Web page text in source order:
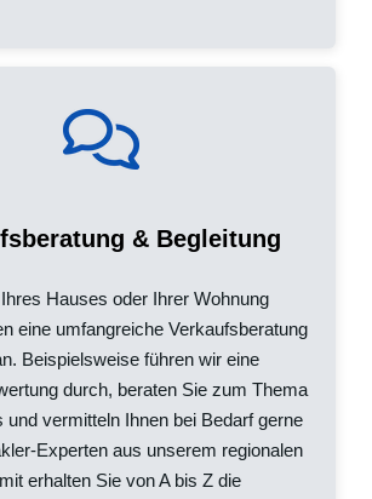
& Begleitung
Hauses oder Ihrer Wohnung
eine umfangreiche Verkaufsberatung
Beispielsweise führen wir eine
durch, beraten Sie zum Thema
und vermitteln Ihnen bei Bedarf gerne
Experten aus unserem regionalen
erhalten Sie von A bis Z die